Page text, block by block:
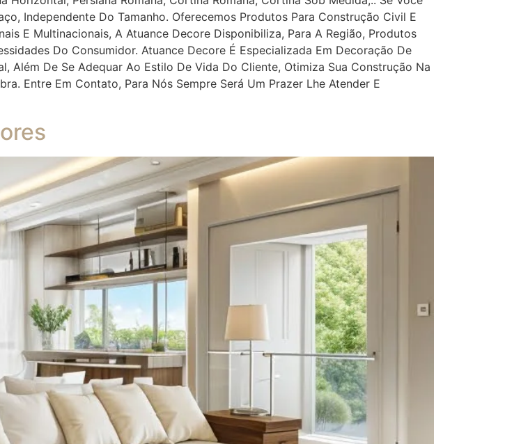
Independente Do Tamanho. Oferecemos Produtos Para Construção Civil E
E Multinacionais, A Atuance Decore Disponibiliza, Para A Região, Produtos
Do Consumidor. Atuance Decore É Especializada Em Decoração De
Além De Se Adequar Ao Estilo De Vida Do Cliente, Otimiza Sua Construção Na
Entre Em Contato, Para Nós Sempre Será Um Prazer Lhe Atender E